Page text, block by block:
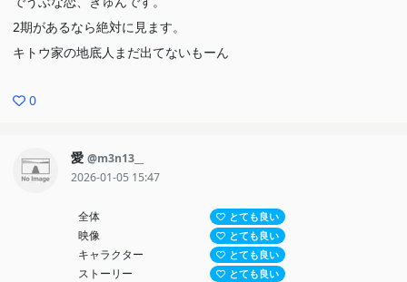
はあまりにも最高だった。そのせいで絶賛しまくっている気もする
が、気の所為ということにしておいてほしい。
2期があるなら絶対に見ます。
キトウ家の地底人まだ出てないもーん
0
愛 @m3n13__
2026-01-05 15:47
全体 とても良い
映像 とても良い
キャラクター とても良い
ストーリー とても良い